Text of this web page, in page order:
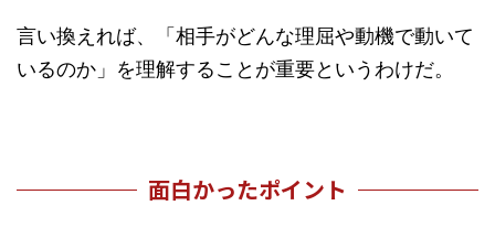
言い換えれば、「相手がどんな理屈や動機で動いて
いるのか」を理解することが重要というわけだ。
面白かったポイント